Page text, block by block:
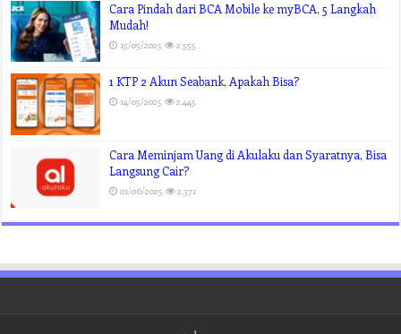
Cara Pindah dari BCA Mobile ke myBCA, 5 Langkah
Mudah!
15/05/2025 2,555
1 KTP 2 Akun Seabank, Apakah Bisa?
14/05/2025 2,445
Cara Meminjam Uang di Akulaku dan Syaratnya, Bisa
Langsung Cair?
01/06/2025 2,371